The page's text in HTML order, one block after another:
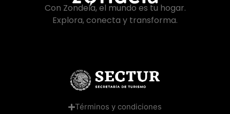
Con Zondela, el mundo es tu hogar.
Explora, conecta y transforma.
Términos y condiciones